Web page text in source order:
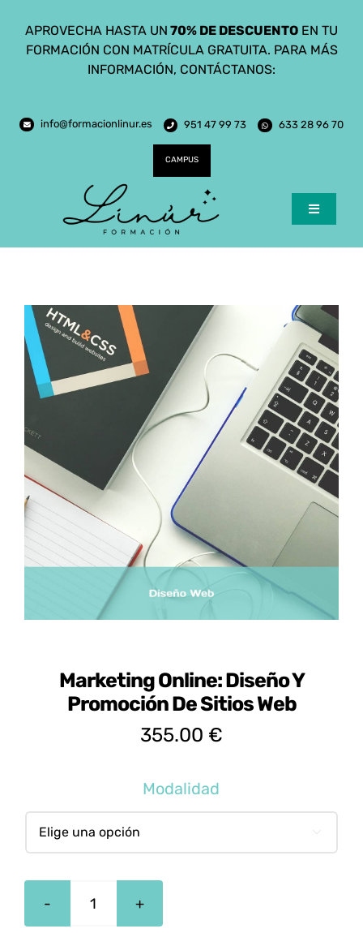
contenido
APROVECHA HASTA UN 70% DE DESCUENTO EN TU
FORMACIÓN CON MATRÍCULA GRATUITA. PARA MÁS
INFORMACIÓN, CONTÁCTANOS:
info@formacionlinur.es 951 47 99 73 633 28 96 70
CAMPUS
Toggle
Inicio
Ciclos Formativos
Certificados de Profesionalidad
Marketing Online: Diseño Y
Promoción De Sitios Web
355.00 €
Modalidad
Marketing